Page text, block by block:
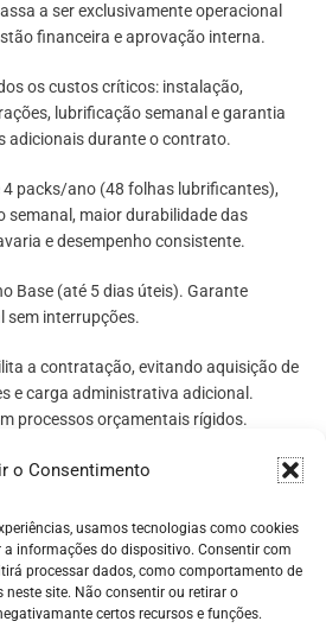
o Consentimento
usamos tecnologias como cookies
informações do dispositivo. Consentir com
processar dados, como comportamento de
neste site. Não consentir ou retirar o
certos recursos e funções.
a ser exclusivamente operacional
financeira e aprovação interna.
os custos críticos: instalação,
lubrificação semanal e garantia
adicionais durante o contrato.
4 packs/ano (48 folhas lubrificantes),
semanal, maior durabilidade das
e desempenho consistente.
Base (até 5 dias úteis). Garante
sem interrupções.
a contratação, evitando aquisição de
e carga administrativa adicional.
processos orçamentais rígidos.
várias destruidoras, aplicam-se
a mensalidade: 5% (2
15% (6 a 10
destruidoras) e 25% (+20